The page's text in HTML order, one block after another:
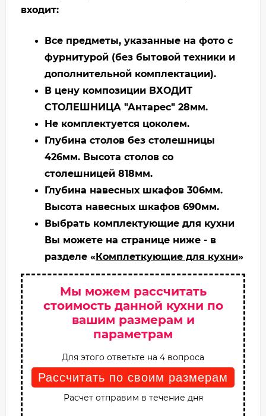
входит:
Все предметы, указанные на фото с
фурнитурой (без бытовой техники и
дополнительной комплектации).
В цену композиции ВХОДИТ
СТОЛЕШНИЦА "Антарес" 28мм.
Не комплектуется цоколем.
Глубина столов без столешницы
426мм. Высота столов со
столешницей 818мм.
Глубина навесных шкафов 306мм.
Высота навесных шкафов 690мм.
Выбрать комплектующие для кухни
Вы можете на странице ниже - в
разделе «Комплеткующие для кухни»
Мы можем рассчитать
стоимость данной кухни по
вашим размерам и
параметрам
Для этого ответьте на 4 вопроса
Рассчитать по своим размерам
Расчет отправим в течение дня